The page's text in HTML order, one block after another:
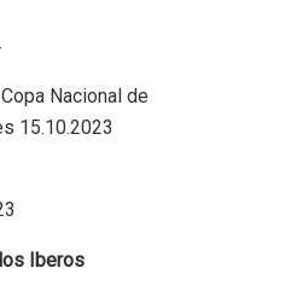
1.4 1
Nacional de
0.6 1
Iberos